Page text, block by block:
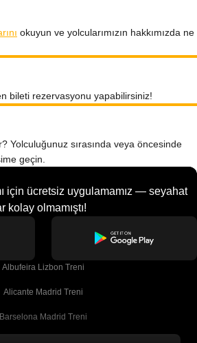
okuyun ve yolcularımızın hakkımızda ne
bileti rezervasyonu yapabilirsiniz!
Yolculuğunuz sırasında veya öncesinde
geçin.
için ücretsiz uygulamamız — seyahat
kolay olmamıştı!
Albufeira Lizbon Treni
Alicante Madrid Treni
Barselona Madrid Treni